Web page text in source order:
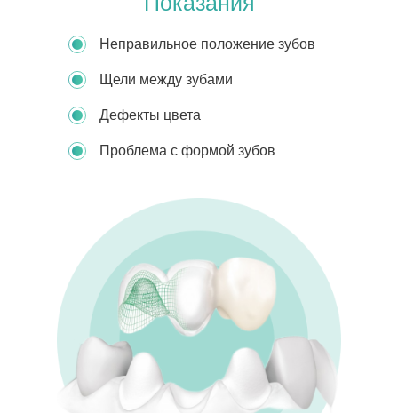
Неправильное положение зубов
Щели между зубами
Дефекты цвета
Проблема с формой зубов